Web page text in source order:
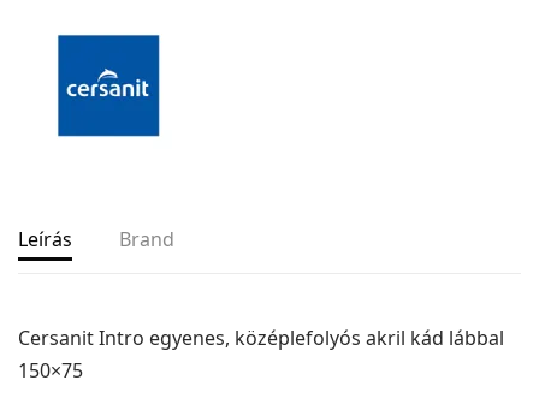
Leírás Brand
Cersanit Intro egyenes, középlefolyós akril kád lábbal
150×75